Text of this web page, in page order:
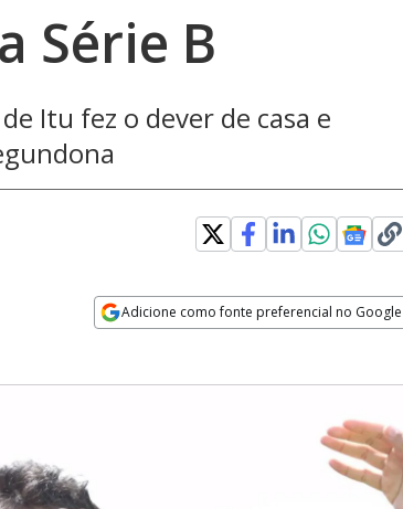
Série B
Itu fez o dever de casa e
Adicione como fonte preferencial no Google